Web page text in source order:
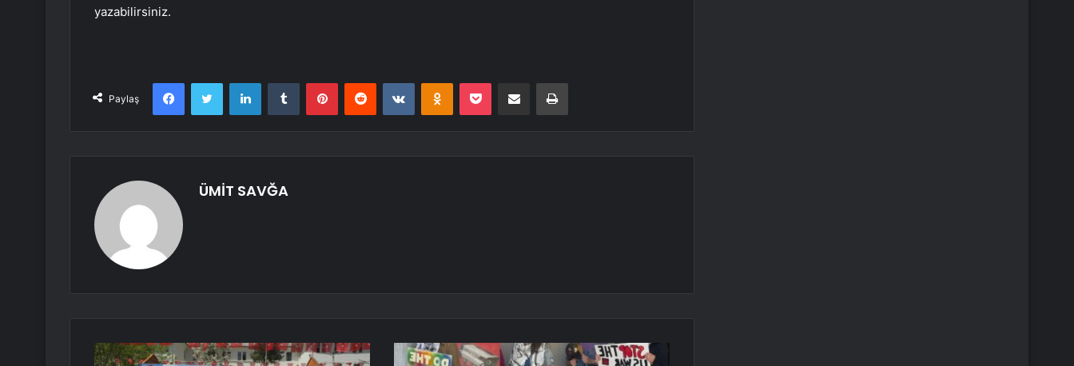
yazabilirsiniz.
Paylaş
FacebookTwitter LinkedInTumblr PinterestReddit VKontakteOdnoklassniki
Pocket E-Posta ile paylaş Yazdır
ÜMİT SAVĞA